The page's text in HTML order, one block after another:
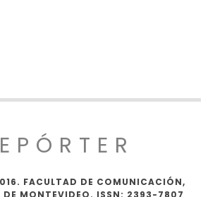
FACULTAD DE COMUNICACIÓN,